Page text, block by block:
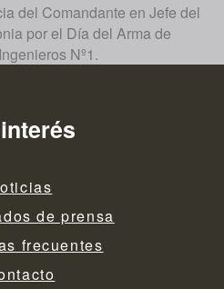
del Comandante en Jefe del
por el Día del Arma de
Nº1.
de prensa
frecuentes